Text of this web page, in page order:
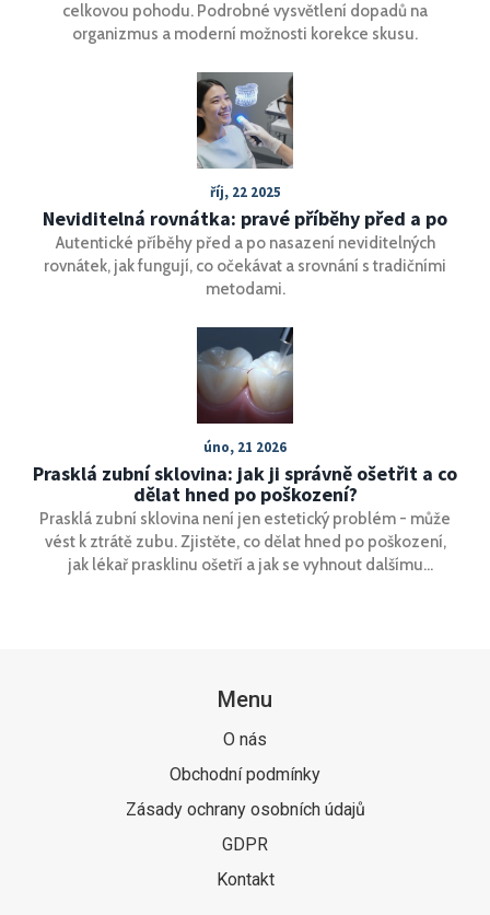
celkovou pohodu. Podrobné vysvětlení dopadů na
organizmus a moderní možnosti korekce skusu.
říj, 22 2025
Neviditelná rovnátka: pravé příběhy před a po
Autentické příběhy před a po nasazení neviditelných
rovnátek, jak fungují, co očekávat a srovnání s tradičními
metodami.
úno, 21 2026
Prasklá zubní sklovina: jak ji správně ošetřit a co
dělat hned po poškození?
Prasklá zubní sklovina není jen estetický problém - může
vést k ztrátě zubu. Zjistěte, co dělat hned po poškození,
jak lékař prasklinu ošetří a jak se vyhnout dalšímu
Menu
O nás
Obchodní podmínky
Zásady ochrany osobních údajů
GDPR
Kontakt